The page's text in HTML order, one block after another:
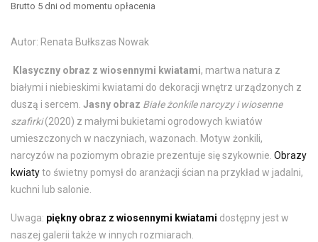
Brutto 5 dni od momentu opłacenia
Autor: Renata Bułkszas Nowak
Klasyczny obraz z wiosennymi kwiatami, martwa natura z
białymi i niebieskimi kwiatami do dekoracji wnętrz urządzonych z
duszą i sercem. Jasny obraz Białe żonkile narcyzy i wiosenne
szafirki(2020) z małymi bukietami ogrodowych kwiatów
umieszczonych w naczyniach, wazonach. Motyw żonkili,
narcyzów na poziomym obrazie prezentuje się szykownie. Obrazy
kwiatyto świetny pomysł do aranżacji ścian na przykład w jadalni,
kuchni lub salonie.
Uwaga: piękny obraz z wiosennymi kwiatami dostępny jest w
naszej galerii także w innych rozmiarach.